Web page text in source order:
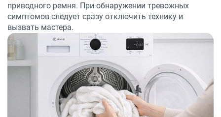
приводного ремня. При обнаружении тревожных
симптомов следует сразу отключить технику и
вызвать мастера.